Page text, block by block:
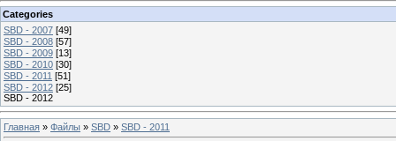
Categories
SBD - 2007 [49]
SBD - 2008 [57]
SBD - 2009 [13]
SBD - 2010 [30]
SBD - 2011 [51]
SBD - 2012 [25]
SBD - 2012
Главная » Файлы » SBD » SBD - 2011